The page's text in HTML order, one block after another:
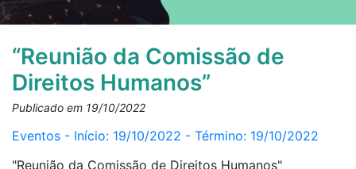
“Reunião da Comissão de
Direitos Humanos”
Publicado em 19/10/2022
Eventos - Início: 19/10/2022 - Término: 19/10/2022
"Reunião da Comissão de Direitos Humanos"